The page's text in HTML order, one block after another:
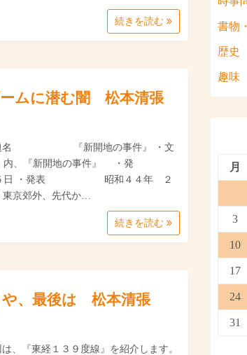
続きを読む
ムに潜む闇 松本清張
題名 『新開地の事件』 ・文
『新開地の事件』 ・発
・発表 昭和４４年 ２
京郊外、先代か…
続きを読む
や、最後は 松本清張
『東経１３９度線』を紹介します。
書物
歴史
趣味
月
3
10
17
24
31